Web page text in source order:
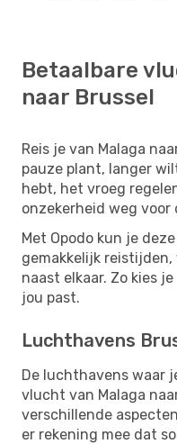
Betaalbare
naar Brussel
Reis je van Malaga
pauze plant, langer
hebt, het vroeg
onzekerheid weg
Met Opodo kun je
gemakkelijk
naast elkaar. Zo kies
jou past.
Luchthavens
De luchthavens waar
vlucht van Malaga
verschillende
er rekening mee dat